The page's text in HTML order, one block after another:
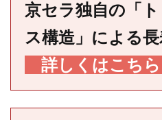
京セラ独自の「
ス構造」による
詳しくはこち